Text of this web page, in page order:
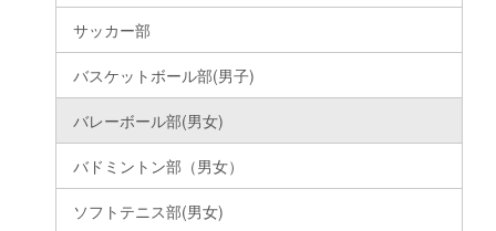
サッカー部
バスケットボール部(男子)
バレーボール部(男女)
バドミントン部（男女）
ソフトテニス部(男女)